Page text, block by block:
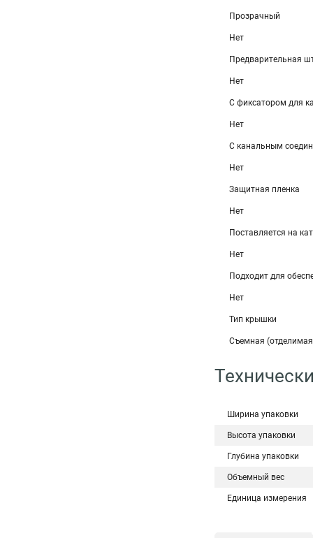
Прозрачный
Нет
Предварительная
Нет
С фиксатором для
Нет
С канальным
Нет
Защитная пленка
Нет
Поставляется на
Нет
Подходит для
Нет
Тип крышки
Съемная
Ширина упаковки
Высота упаковки
Глубина упаковки
Объемный вес
Единица измерения